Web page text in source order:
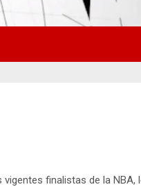
finalistas de la NBA,